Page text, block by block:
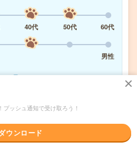
40代 50代
60代
男性
と見る
へ進む 詳しく見る
社スタッフサービス
ッシュ通知で受け取ろう！
ウンロード